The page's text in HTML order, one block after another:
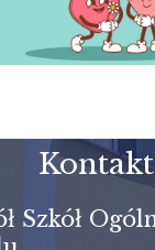
Kontakt
Szkół